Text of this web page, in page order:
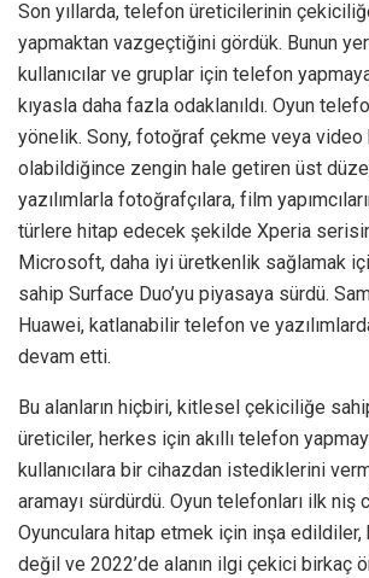
Son yıllarda, telefon üreticilerinin
yapmaktan vazgeçtiğini gördük. Bunun
kullanıcılar ve gruplar için telefon
kıyasla daha fazla odaklanıldı. Oyun
yönelik. Sony, fotoğraf çekme veya
olabildiğince zengin hale getiren üst
yazılımlarla fotoğrafçılara, film
türlere hitap edecek şekilde Xperia
Microsoft, daha iyi üretkenlik sağlamak
sahip Surface Duo’yu piyasaya sürdü.
Huawei, katlanabilir telefon ve
devam etti.
Bu alanların hiçbiri, kitlesel çekiciliğe
üreticiler, herkes için akıllı telefon
kullanıcılara bir cihazdan istediklerini
aramayı sürdürdü. Oyun telefonları ilk niş
Oyunculara hitap etmek için inşa
değil ve 2022’de alanın ilgi çekici birkaç